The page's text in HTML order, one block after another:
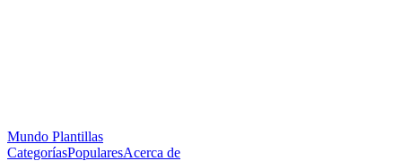
Mundo Plantillas
CategoríasPopularesAcerca de